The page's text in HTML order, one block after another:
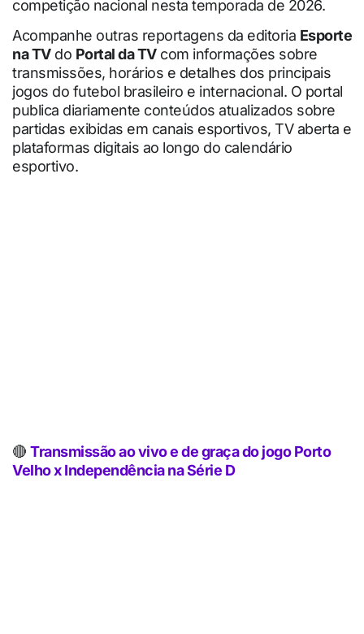
competição nacional nesta temporada de 2026.
Acompanhe outras reportagens da editoria Esporte
na TVdo Portal da TVcom informações sobre
transmissões, horários e detalhes dos principais
jogos do futebol brasileiro e internacional. O portal
publica diariamente conteúdos atualizados sobre
partidas exibidas em canais esportivos, TV aberta e
plataformas digitais ao longo do calendário
esportivo.
🔴 Transmissão ao vivo e de graça do jogo Porto
Velho x Independência na Série D